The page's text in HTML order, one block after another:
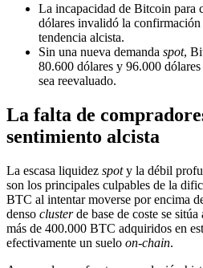
La incapacidad de Bitcoin para
dólares invalidó la confirmación
tendencia alcista.
Sin una nueva demanda spot,
80.600 dólares y 96.000
sea reevaluado.
La falta de
sentimiento alcista
La escasa liquidez spoty la débil
son los principales culpables de la
BTC al intentar moverse por encima
denso clusterde base de coste se
más de 400.000 BTC adquiridos en
efectivamente un suelo on-chain.